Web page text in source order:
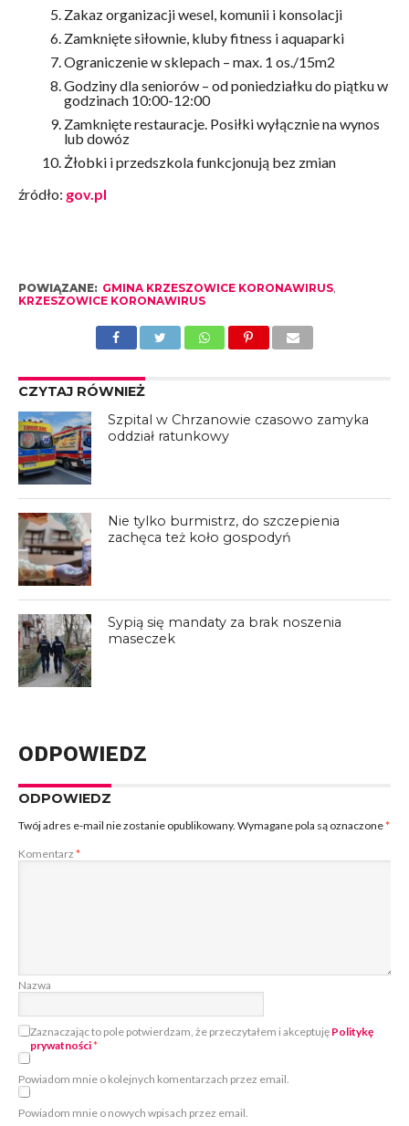
Zakaz organizacji wesel, komunii i konsolacji
Zamknięte siłownie, kluby fitness i aquaparki
Ograniczenie w sklepach – max. 1 os./15m2
Godziny dla seniorów – od poniedziałku do piątku w
godzinach 10:00-12:00
Zamknięte restauracje. Posiłki wyłącznie na wynos
lub dowóz
Żłobki i przedszkola funkcjonują bez zmian
źródło: gov.pl
POWIĄZANE: GMINA KRZESZOWICE KORONAWIRUS,
KRZESZOWICE KORONAWIRUS
CZYTAJ RÓWNIEŻ
Szpital w Chrzanowie czasowo zamyka
oddział ratunkowy
Nie tylko burmistrz, do szczepienia
zachęca też koło gospodyń
Sypią się mandaty za brak noszenia
maseczek
ODPOWIEDZ
ODPOWIEDZ
Twój adres e-mail nie zostanie opublikowany. Wymagane pola są oznaczone*
Komentarz *
Nazwa
Zaznaczając to pole potwierdzam, że przeczytałem i akceptuję Politykę
prywatności*
Powiadom mnie o kolejnych komentarzach przez email.
Powiadom mnie o nowych wpisach przez email.